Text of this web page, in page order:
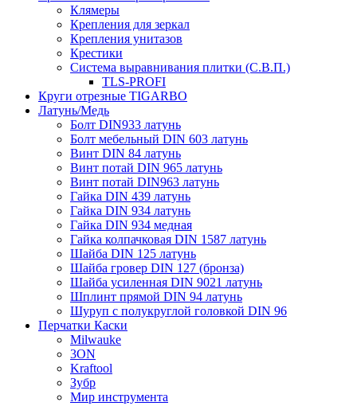
Клямеры
Крепления для зеркал
Крепления унитазов
Крестики
Система выравнивания плитки (С.В.П.)
TLS-PROFI
Круги отрезные TIGARBO
Латунь/Медь
Болт DIN933 латунь
Болт мебельный DIN 603 латунь
Винт DIN 84 латунь
Винт потай DIN 965 латунь
Винт потай DIN963 латунь
Гайка DIN 439 латунь
Гайка DIN 934 латунь
Гайка DIN 934 медная
Гайка колпачковая DIN 1587 латунь
Шайба DIN 125 латунь
Шайба гровер DIN 127 (бронза)
Шайба усиленная DIN 9021 латунь
Шплинт прямой DIN 94 латунь
Шуруп с полукруглой головкой DIN 96
Перчатки Каски
Milwauke
3ON
Kraftool
Зубр
Мир инструмента